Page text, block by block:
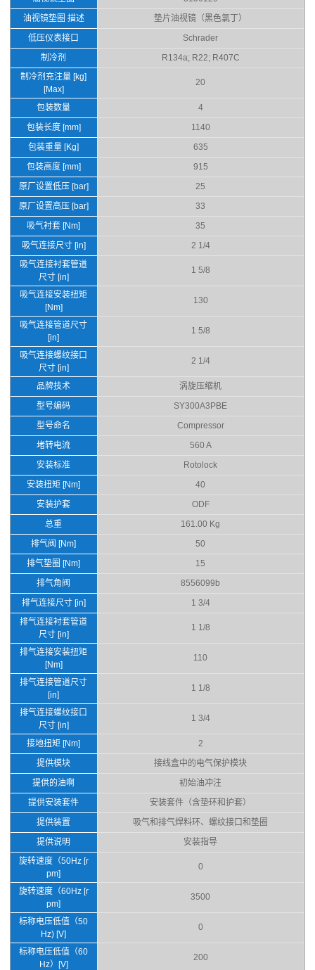
油视镜垫圈 描述
垫片油视镜（黑色氯丁）
低压仪表接口
Schrader
制冷剂
R134a; R22; R407C
制冷剂充注量 [kg]
[Max]
20
包装数量
4
包装长度 [mm]
1140
包装重量 [Kg]
635
包装高度 [mm]
915
原厂设置低压 [bar]
25
原厂设置高压 [bar]
33
吸气衬套 [Nm]
35
吸气连接尺寸 [in]
2 1/4
吸气连接衬套管道
尺寸 [in]
1 5/8
吸气连接安装扭矩
[Nm]
130
吸气连接管道尺寸
[in]
1 5/8
吸气连接螺纹接口
尺寸 [in]
2 1/4
品牌技术
涡旋压缩机
型号编码
SY300A3PBE
型号命名
Compressor
堵转电流
560 A
安装标准
Rotolock
安装扭矩 [Nm]
40
安装护套
ODF
总重
161.00 Kg
排气阀 [Nm]
50
排气垫圈 [Nm]
15
排气角阀
8556099b
排气连接尺寸 [in]
1 3/4
排气连接衬套管道
尺寸 [in]
1 1/8
排气连接安装扭矩
[Nm]
110
排气连接管道尺寸
[in]
1 1/8
排气连接螺纹接口
尺寸 [in]
1 3/4
接地扭矩 [Nm]
2
提供模块
接线盒中的电气保护模块
提供的油啊
初始油冲注
提供安装套件
安装套件（含垫环和护套）
提供装置
吸气和排气焊料环、螺纹接口和垫圈
提供说明
安装指导
旋转速度（50Hz [r
pm]
0
旋转速度（60Hz [r
pm]
3500
标称电压低值（50
Hz) [V]
0
标称电压低值（60
Hz）[V]
200